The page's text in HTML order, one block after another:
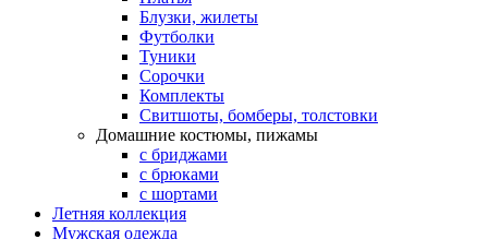
Блузки, жилеты
Футболки
Туники
Сорочки
Комплекты
Свитшоты, бомберы, толстовки
Домашние костюмы, пижамы
с бриджами
с брюками
с шортами
Летняя коллекция
Мужская одежда